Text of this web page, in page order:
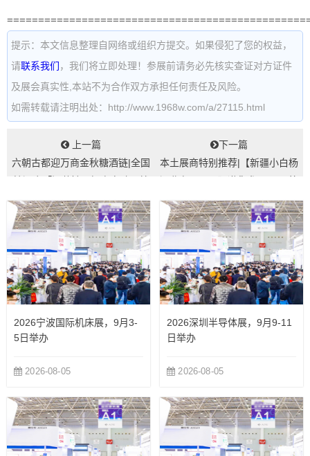
提示：本文信息整理自网络或组织方提交。如果侵犯了您的权益，
请联系我们 ，我们将立即处理！参展前请务必先核实查证对方证件
及展会真实性,本站不为合作双方承担任何责任及风险。
如需转载请注明出处：http://www.1968w.com/a/27115.html
上一篇
六朝古都迎万商金秋糖酒链|全国
等你来...
下一篇
本土展商特别推荐|【新疆小白杨
十一届...
2026宁波国际机床展，9月3-
5日举办
2026-08-05
2026深圳半导体展，9月9-11
日举办
2026-08-05